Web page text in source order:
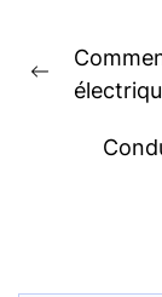
de
l’article
Previous